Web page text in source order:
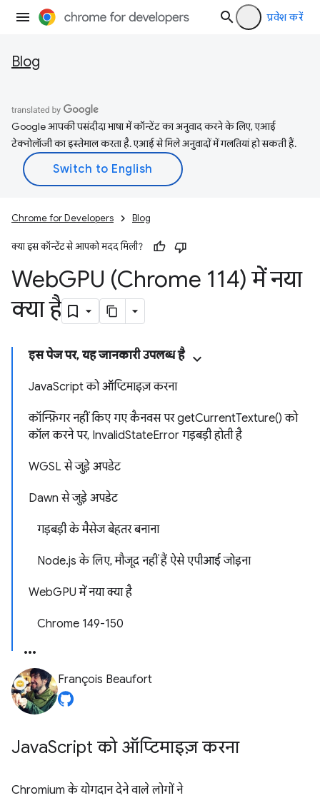
प्रवेश करें
Blog
Google आपकी पसंदीदा भाषा में कॉन्टेंट का अनुवाद करने के लिए, एआई
टेक्नोलॉजी का इस्तेमाल करता है. एआई से मिले अनुवादों में गलतियां हो सकती हैं.
Chrome for Developers Blog
क्या इस कॉन्टेंट से आपको मदद मिली?
WebGPU (Chrome 114) में नया
क्या है
इस पेज पर, यह जानकारी उपलब्ध है
JavaScript को ऑप्टिमाइज़ करना
कॉन्फ़िगर नहीं किए गए कैनवस पर getCurrentTexture() को
कॉल करने पर, InvalidStateError गड़बड़ी होती है
WGSL से जुड़े अपडेट
Dawn से जुड़े अपडेट
गड़बड़ी के मैसेज बेहतर बनाना
Node.js के लिए, मौजूद नहीं हैं ऐसे एपीआई जोड़ना
WebGPU में नया क्या है
Chrome 149-150
François Beaufort
JavaScript को ऑप्टिमाइज़ करना
Chromium के योगदान देने वाले लोगों ने